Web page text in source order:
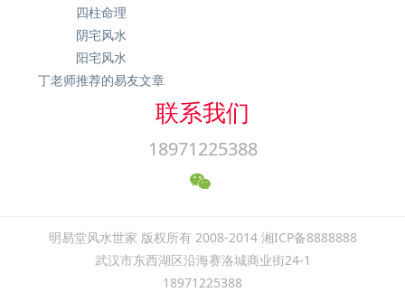
四柱命理
阴宅风水
阳宅风水
丁老师推荐的易友文章
联系我们
18971225388
明易堂风水世家 版权所有 2008-2014 湘ICP备8888888
武汉市东西湖区沿海赛洛城商业街24-1
18971225388